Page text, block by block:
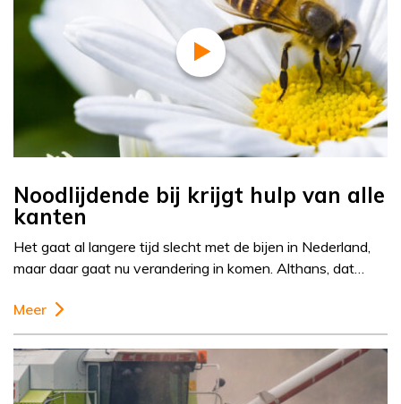
Noodlijdende bij krijgt hulp van alle
kanten
Het gaat al langere tijd slecht met de bijen in Nederland,
maar daar gaat nu verandering in komen. Althans, dat…
Meer